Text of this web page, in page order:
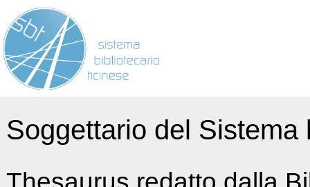
Soggettario del